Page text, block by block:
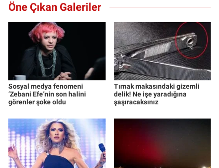
Öne Çıkan Galeriler
Sosyal medya fenomeni
‘Zebani Efe’nin son halini
görenler şoke oldu
Tırnak makasındaki gizemli
delik! Ne işe yaradığına
şaşıracaksınız